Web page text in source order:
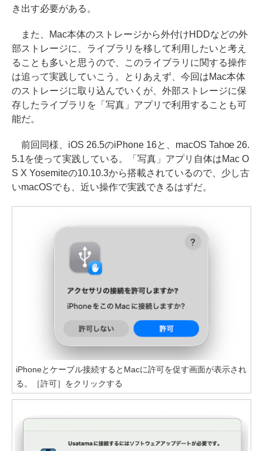
き出す必要がある。
また、Mac本体のストレージから外付けHDDなどの外
部ストレージに、ライブラリを移して利用したいと考え
ることも多いと思うので、このライブラリに関する操作
は追って実践していこう。とりあえず、今回はMac本体
のストレージに取り込んでいくが、外部ストレージに保
存したライブラリを「写真」アプリで利用することも可
能だ。
前回同様、iOS 26.5のiPhone 16と、macOS Tahoe 26.
5.1を使って実践している。「写真」アプリ自体はMac O
S X Yosemiteの10.10.3から搭載されているので、少し古
いmacOSでも、近い操作で実践できるはずだ。
iPhoneとケーブル接続するとMacに許可を促す画面が表示され
る。［許可］をクリックする